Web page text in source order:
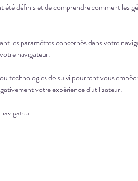
définis et de comprendre comment les
les paramètres concernés dans votre
navigateur.
technologies de suivi pourront vous
votre expérience d'utilisateur.